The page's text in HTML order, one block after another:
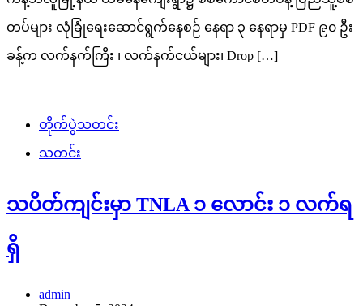
တပ်များ လုံခြုံရေးဆောင်ရွက်နေစဉ် နေရာ ၃ နေရာမှ PDF ၉၀ ဦး
ခန့်က လက်နက်ကြီး ၊ လက်နက်ငယ်များ၊ Drop […]
တိုက်ပွဲသတင်း
သတင်း
သပိတ်ကျင်းမှာ TNLA ၁ လောင်း ၁ လက်ရ
ရှိ
admin